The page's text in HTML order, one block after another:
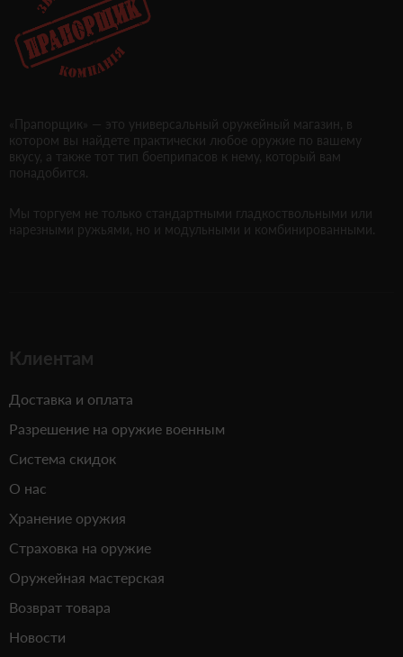
«Прапорщик» — это универсальный оружейный магазин, в
котором вы найдете практически любое оружие по вашему
вкусу, а также тот тип боеприпасов к нему, который вам
понадобится.
Мы торгуем не только стандартными гладкоствольными или
нарезными ружьями, но и модульными и комбинированными.
Клиентам
Доставка и оплата
Разрешение на оружие военным
Система скидок
О нас
Хранение оружия
Страховка на оружие
Оружейная мастерская
Возврат товара
Новости